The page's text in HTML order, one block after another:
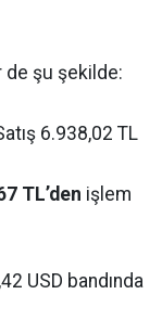
de şu şekilde:
6.938,02 TL
TL’den işlem
USD bandında